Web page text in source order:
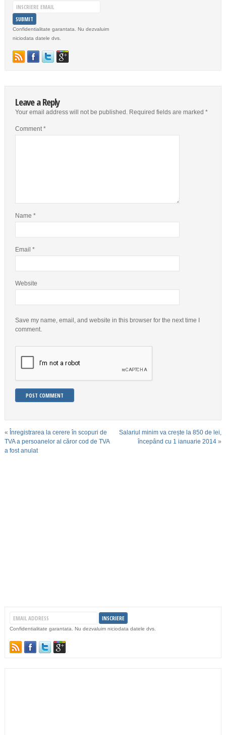
Confidentialitate garantata. Nu dezvaluim
niciodata datele dvs.
Leave a Reply
Your email address will not be published. Required fields are marked *
Comment*
Name *
Email *
Website
Save my name, email, and website in this browser for the next time I
comment.
« Înregistrarea la cerere în scopuri de
TVA a persoanelor al căror cod de TVA
a fost anulat
Salariul minim va crește la 850 de lei,
începând cu 1 ianuarie 2014 »
Confidentialitate garantata. Nu dezvaluim niciodata datele dvs.